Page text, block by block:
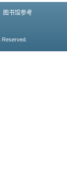
图书馆参考
Reserved.